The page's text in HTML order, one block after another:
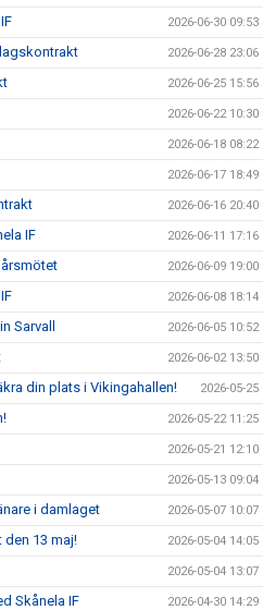
2026-06-30 09:53
2026-06-28 23:06
2026-06-25 15:56
2026-06-22 10:30
2026-06-18 08:22
2026-06-17 18:49
2026-06-16 20:40
IF 2026-06-11 17:16
2026-06-09 19:00
2026-06-08 18:14
Sarvall 2026-06-05 10:52
2026-06-02 13:50
din plats i Vikingahallen! 2026-05-25
2026-05-22 11:25
2026-05-21 12:10
2026-05-13 09:04
i damlaget 2026-05-07 10:07
den 13 maj! 2026-05-04 14:05
2026-05-04 13:07
Skånela IF 2026-04-30 14:29